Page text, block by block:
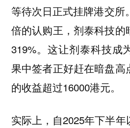
等待次日正式挂牌港交所
倍的认购王，剂泰科技的
319%。这让剂泰科技成
果中签者正好赶在暗盘高
的收益超过16000港元。
实际上，自2025年下半